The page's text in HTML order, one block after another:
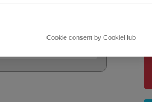
raccogliendo e segnalando
Cookie consent by CookieHub